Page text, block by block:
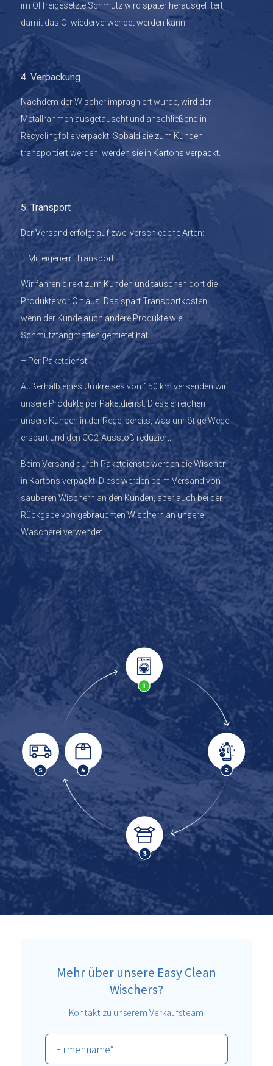
im Öl freigesetzte Schmutz wird später herausgefiltert,
damit das Öl wiederverwendet werden kann.
4. Verpackung
Nachdem der Wischer imprägniert wurde, wird der
Metallrahmen ausgetauscht und anschließend in
Recyclingfolie verpackt. Sobald sie zum Kunden
transportiert werden, werden sie in Kartons verpackt.
5. Transport
Der Versand erfolgt auf zwei verschiedene Arten:
– Mit eigenem Transport:
Wir fahren direkt zum Kunden und tauschen dort die
Produkte vor Ort aus. Das spart Transportkosten,
wenn der Kunde auch andere Produkte wie
Schmutzfangmatten gemietet hat.
– Per Paketdienst:
Außerhalb eines Umkreises von 150 km versenden wir
unsere Produkte per Paketdienst. Diese erreichen
unsere Kunden in der Regel bereits, was unnötige Wege
erspart und den CO2-Ausstoß reduziert.
Beim Versand durch Paketdienste werden die Wischer
in Kartons verpackt. Diese werden beim Versand von
sauberen Wischern an den Kunden, aber auch bei der
Rückgabe von gebrauchten Wischern an unsere
Wäscherei verwendet.
Mehr über unsere Easy Clean
Wischers?
Kontakt zu unserem Verkaufsteam